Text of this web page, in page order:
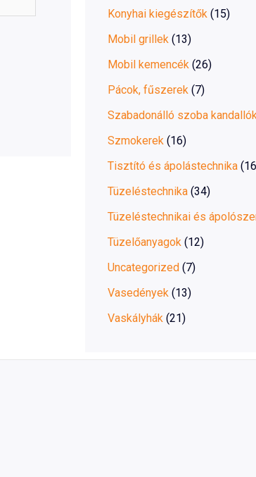
Konyhai kiegészítők (15)
Mobil grillek (13)
Mobil kemencék (26)
Pácok, fűszerek (7)
Szabadonálló szoba
Szmokerek (16)
Tisztító és ápolástechnika
Tüzeléstechnika (34)
Tüzeléstechnikai és
Tüzelőanyagok (12)
Uncategorized (7)
Vasedények (13)
Vaskályhák (21)